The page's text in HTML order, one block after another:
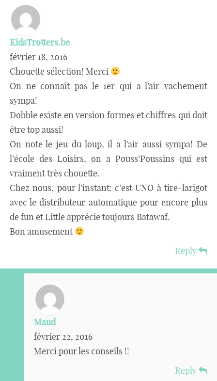
KidsTrotters.be
février 18, 2016
Chouette sélection! Merci
On ne connaît pas le 1er qui a l’air vachement
sympa!
Dobble existe en version formes et chiffres qui doit
être top aussi!
On note le jeu du loup, il a l’air aussi sympa! De
l’école des Loisirs, on a Pouss’Poussins qui est
vraiment très chouette.
Chez nous, pour l’instant: c’est UNO à tire-larigot
avec le distributeur automatique pour encore plus
de fun et Little apprécie toujours Batawaf.
Bon amusement
Reply
Maud
février 22, 2016
Merci pour les conseils !!
Reply